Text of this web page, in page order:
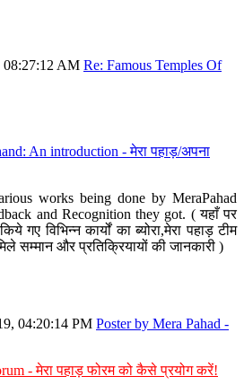
AM Re: Famous Temples Of
An introduction - मेरा पहाड़/अपना
works being done by MeraPahad
and Recognition they got. ( यहाँ पर
गए विभिन्न कार्यों का ब्योरा,मेरा पहाड़ टीम
सम्मान और प्रतिक्रियायों की जानकारी )
04:20:14 PM Poster by Mera Pahad -
- मेरा पहाड़ फोरम को कैसे प्रयोग करें!